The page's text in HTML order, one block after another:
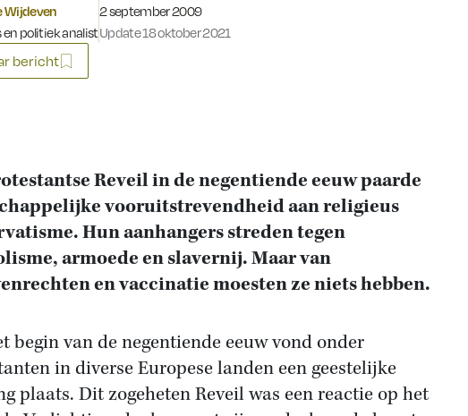
Wijdeven
en politiek analist
Gepubliceerd op:
2 september 2009
Update 18 oktober 2021
bericht
Reveil in de negentiende eeuw paarde
vooruitstrevendheid aan religieus
Hun aanhangers streden tegen
armoede en slavernij. Maar van
en vaccinatie moesten ze niets hebben.
begin van de negentiende eeuw vond onder
in diverse Europese landen een geestelijke
plaats. Dit zogeheten Reveil was een reactie op het